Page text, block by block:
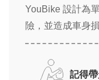
YouBike 設計為
險，並造成車身
記得